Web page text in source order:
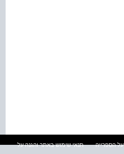
על הספרייה
תנאי שימוש באתר והגנה על